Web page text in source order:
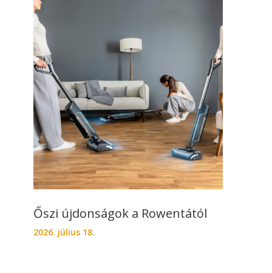
Őszi újdonságok a Rowentától
2026. július 18.